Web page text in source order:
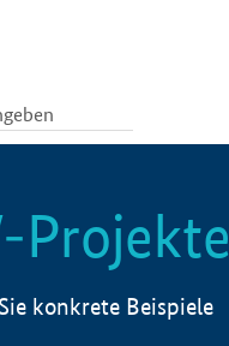
Projekte
konkrete Beispiele